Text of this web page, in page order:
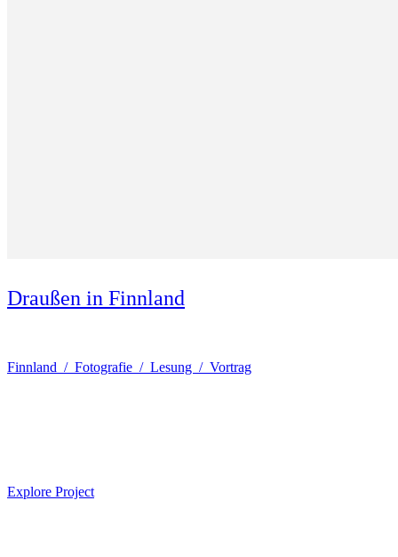
Draußen in Finnland
Finnland / Fotografie / Lesung / Vortrag
Explore Project